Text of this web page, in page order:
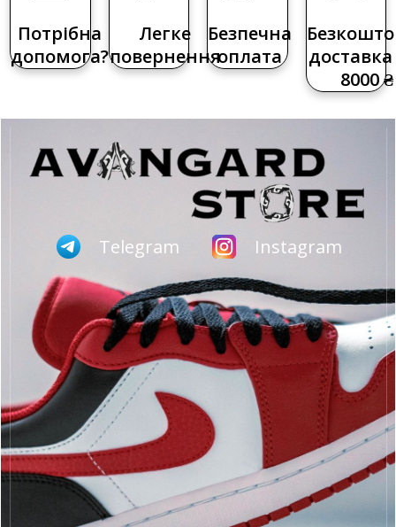
Потрібна
допомога?
Легке
повернення
Безпечна
оплата
доставка
8000 ₴
Telegram Instagram